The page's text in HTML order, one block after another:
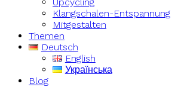
Klangschalen-Entspannung
Mitgestalten
Themen
Deutsch
English
Українська
Blog